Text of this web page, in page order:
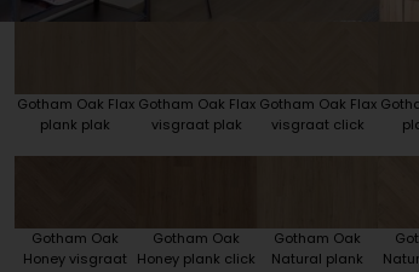
Gotham Oak Flax
plank plak
Gotham Oak Flax
visgraat plak
Gotham Oak Flax
visgraat click
Gotham Oak
Honey visgraat
Gotham Oak
Honey plank click
Gotham Oak
Natural plank